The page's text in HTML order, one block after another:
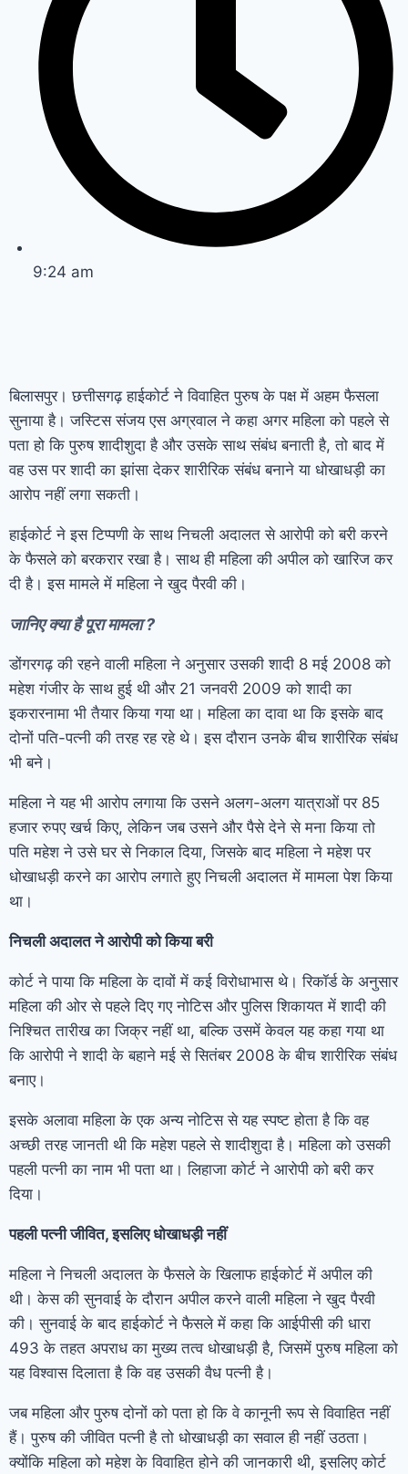
9:24 am
बिलासपुर। छत्तीसगढ़ हाईकोर्ट ने विवाहित पुरुष के पक्ष में अहम फैसला
सुनाया है। जस्टिस संजय एस अग्रवाल ने कहा अगर महिला को पहले से
पता हो कि पुरुष शादीशुदा है और उसके साथ संबंध बनाती है, तो बाद में
वह उस पर शादी का झांसा देकर शारीरिक संबंध बनाने या धोखाधड़ी का
आरोप नहीं लगा सकती।
हाईकोर्ट ने इस टिप्पणी के साथ निचली अदालत से आरोपी को बरी करने
के फैसले को बरकरार रखा है। साथ ही महिला की अपील को खारिज कर
दी है। इस मामले में महिला ने खुद पैरवी की।
जानिए क्या है पूरा मामला ?
डोंगरगढ़ की रहने वाली महिला ने अनुसार उसकी शादी 8 मई 2008 को
महेश गंजीर के साथ हुई थी और 21 जनवरी 2009 को शादी का
इकरारनामा भी तैयार किया गया था। महिला का दावा था कि इसके बाद
दोनों पति-पत्नी की तरह रह रहे थे। इस दौरान उनके बीच शारीरिक संबंध
भी बने।
महिला ने यह भी आरोप लगाया कि उसने अलग-अलग यात्राओं पर 85
हजार रुपए खर्च किए, लेकिन जब उसने और पैसे देने से मना किया तो
पति महेश ने उसे घर से निकाल दिया, जिसके बाद महिला ने महेश पर
धोखाधड़ी करने का आरोप लगाते हुए निचली अदालत में मामला पेश किया
था।
निचली अदालत ने आरोपी को किया बरी
कोर्ट ने पाया कि महिला के दावों में कई विरोधाभास थे। रिकॉर्ड के अनुसार
महिला की ओर से पहले दिए गए नोटिस और पुलिस शिकायत में शादी की
निश्चित तारीख का जिक्र नहीं था, बल्कि उसमें केवल यह कहा गया था
कि आरोपी ने शादी के बहाने मई से सितंबर 2008 के बीच शारीरिक संबंध
बनाए।
इसके अलावा महिला के एक अन्य नोटिस से यह स्पष्ट होता है कि वह
अच्छी तरह जानती थी कि महेश पहले से शादीशुदा है। महिला को उसकी
पहली पत्नी का नाम भी पता था। लिहाजा कोर्ट ने आरोपी को बरी कर
दिया।
पहली पत्नी जीवित, इसलिए धोखाधड़ी नहीं
महिला ने निचली अदालत के फैसले के खिलाफ हाईकोर्ट में अपील की
थी। केस की सुनवाई के दौरान अपील करने वाली महिला ने खुद पैरवी
की। सुनवाई के बाद हाईकोर्ट ने फैसले में कहा कि आईपीसी की धारा
493 के तहत अपराध का मुख्य तत्व धोखाधड़ी है, जिसमें पुरुष महिला को
यह विश्वास दिलाता है कि वह उसकी वैध पत्नी है।
जब महिला और पुरुष दोनों को पता हो कि वे कानूनी रूप से विवाहित नहीं
हैं। पुरुष की जीवित पत्नी है तो धोखाधड़ी का सवाल ही नहीं उठता।
क्योंकि महिला को महेश के विवाहित होने की जानकारी थी, इसलिए कोर्ट